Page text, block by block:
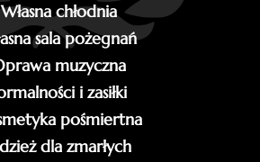
Własna chłodnia
sala pożegnań
muzyczna
i zasiłki
pośmiertna
dla zmarłych